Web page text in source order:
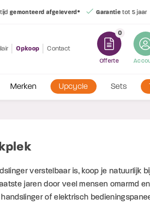
Garantietot 5 jaar Grotevoorraad
Opkoop Contact
0
Offerte
Merken Upcycle Sets
verstelbaar is, koop je natuurlijk
jaren door veel mensen omarmd
of elektrisch